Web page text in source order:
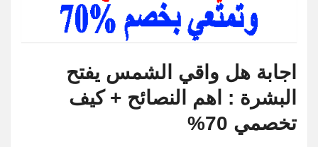
اجابة هل واقي الشمس يفتح
البشرة : اهم النصائح + كيف
تخصمي 70%